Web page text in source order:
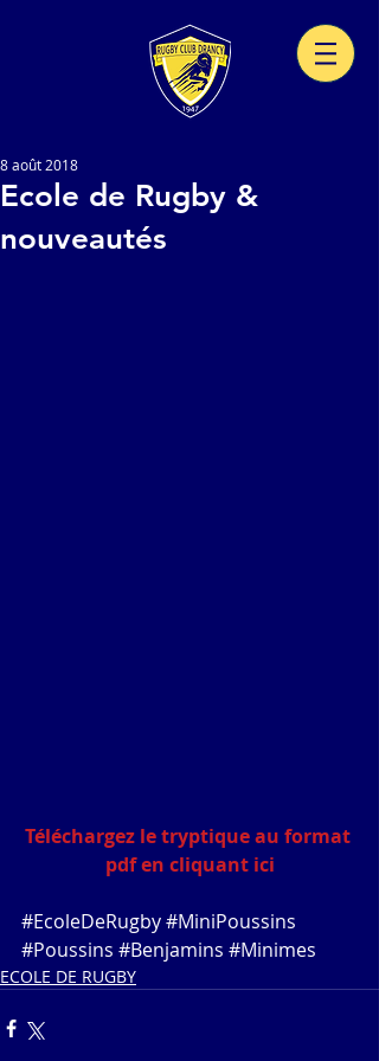
Ecole de Rugby &
nouveautés
8 août 2018
Téléchargez le tryptique au format
pdf en cliquant ici
#EcoleDeRugby#MiniPoussins
#Poussins #Benjamins #Minimes
ECOLE DE RUGBY